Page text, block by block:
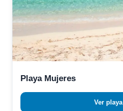
Playa Mujeres
Ver playa